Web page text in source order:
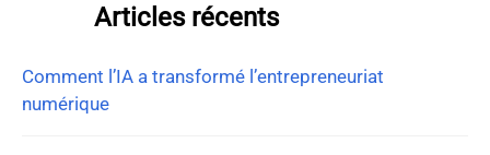
Articles récents
Comment l’IA a transformé l’entrepreneuriat
numérique